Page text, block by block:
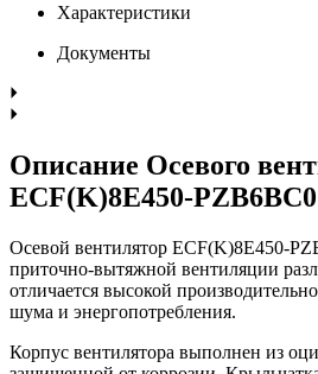
Характеристики
Документы
Описание Осевого
ECF(K)8E450-PZB6BC0
Осевой вентилятор ECF(K)8E450-
приточно-вытяжной вентиляции
отличается высокой
шума и энергопотребления.
Корпус вентилятора выполнен из